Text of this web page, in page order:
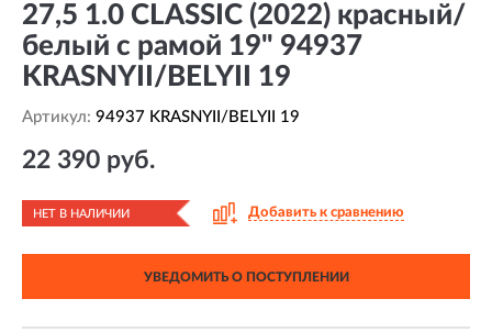
27,5 1.0 CLASSIC (2022) красный/
белый с рамой 19" 94937
KRASNYII/BELYII 19
Артикул: 94937 KRASNYII/BELYII 19
22 390 руб.
НЕТ В НАЛИЧИИ Добавить к сравнению
УВЕДОМИТЬ О ПОСТУПЛЕНИИ